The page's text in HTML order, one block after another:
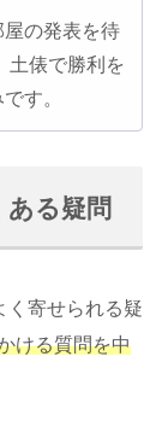
の発表を待
土俵で勝利を
す。
る疑問
く寄せられる疑
ける質問を中